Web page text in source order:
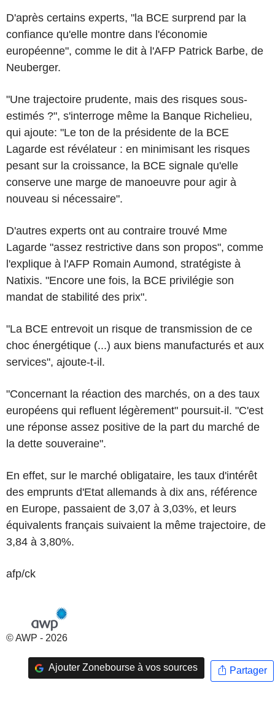
D'après certains experts, "la BCE surprend par la
confiance qu'elle montre dans l'économie
européenne", comme le dit à l'AFP Patrick Barbe, de
Neuberger.
"Une trajectoire prudente, mais des risques sous-
estimés ?", s'interroge même la Banque Richelieu,
qui ajoute: "Le ton de la présidente de la BCE
Lagarde est révélateur : en minimisant les risques
pesant sur la croissance, la BCE signale qu'elle
conserve une marge de manoeuvre pour agir à
nouveau si nécessaire".
D'autres experts ont au contraire trouvé Mme
Lagarde "assez restrictive dans son propos", comme
l'explique à l'AFP Romain Aumond, stratégiste à
Natixis. "Encore une fois, la BCE privilégie son
mandat de stabilité des prix".
"La BCE entrevoit un risque de transmission de ce
choc énergétique (...) aux biens manufacturés et aux
services", ajoute-t-il.
"Concernant la réaction des marchés, on a des taux
européens qui refluent légèrement" poursuit-il. "C'est
une réponse assez positive de la part du marché de
la dette souveraine".
En effet, sur le marché obligataire, les taux d'intérêt
des emprunts d'Etat allemands à dix ans, référence
en Europe, passaient de 3,07 à 3,03%, et leurs
équivalents français suivaient la même trajectoire, de
3,84 à 3,80%.
afp/ck
© AWP - 2026
Ajouter Zonebourse à vos sources Partager